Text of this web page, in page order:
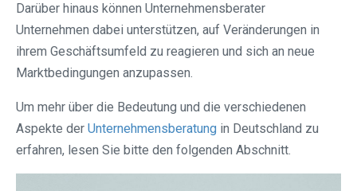
Darüber hinaus können Unternehmensberater
Unternehmen dabei unterstützen, auf Veränderungen in
ihrem Geschäftsumfeld zu reagieren und sich an neue
Marktbedingungen anzupassen.
Um mehr über die Bedeutung und die verschiedenen
Aspekte der Unternehmensberatung in Deutschland zu
erfahren, lesen Sie bitte den folgenden Abschnitt.